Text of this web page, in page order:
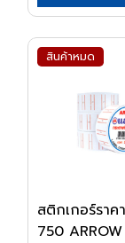
สินค้าหมด
สติกเกอร์รา
750 ARROW